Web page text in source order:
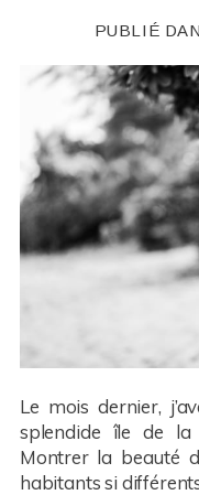
PUBLIÉ
Le mois dernier,
splendide île de
Montrer la beauté
habitants si